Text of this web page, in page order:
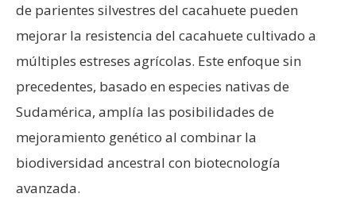
de parientes silvestres del cacahuete pueden
mejorar la resistencia del cacahuete cultivado a
múltiples estreses agrícolas. Este enfoque sin
precedentes, basado en especies nativas de
Sudamérica, amplía las posibilidades de
mejoramiento genético al combinar la
biodiversidad ancestral con biotecnología
avanzada.